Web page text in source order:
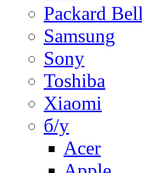
Packard Bell
Samsung
Sony
Toshiba
Xiaomi
б/у
Acer